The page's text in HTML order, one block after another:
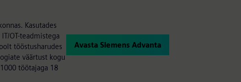
Kasutades
OT-teadmistega
tööstusharudes
väärtust kogu
töötajaga 18
Avasta Siemens Advanta